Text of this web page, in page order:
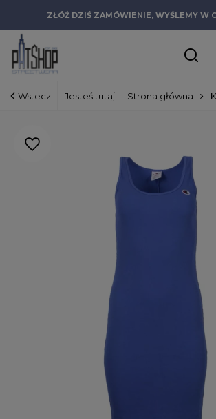
ZŁÓŻ DZIŚ ZAMÓWIENIE, WYŚLEMY W
Wstecz Jesteś tutaj: Strona główna